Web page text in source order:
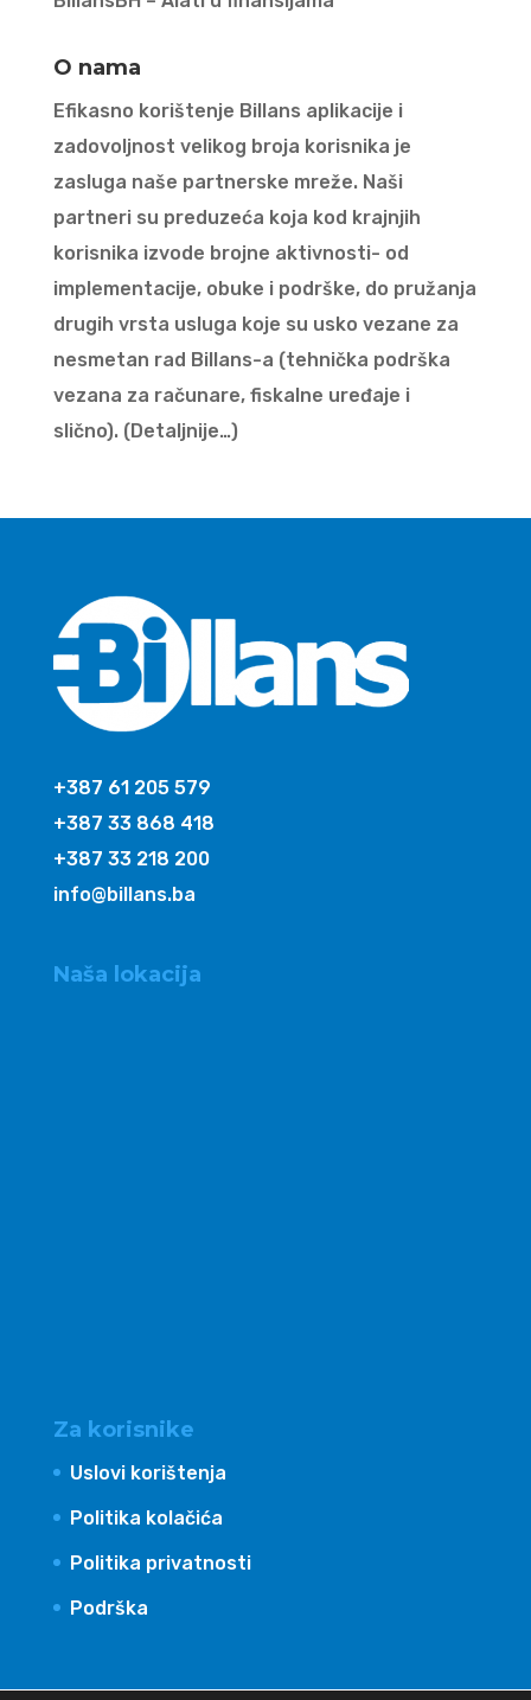
O nama
Efikasno korištenje Billans aplikacije i
zadovoljnost velikog broja korisnika je
zasluga naše partnerske mreže. Naši
partneri su preduzeća koja kod krajnjih
korisnika izvode brojne aktivnosti- od
implementacije, obuke i podrške, do pružanja
drugih vrsta usluga koje su usko vezane za
nesmetan rad Billans-a (tehnička podrška
vezana za računare, fiskalne uređaje i
slično). (Detaljnije…)
+387 61 205 579
+387 33 868 418
+387 33 218 200
info@billans.ba
Naša lokacija
Za korisnike
Uslovi korištenja
Politika kolačića
Politika privatnosti
Podrška